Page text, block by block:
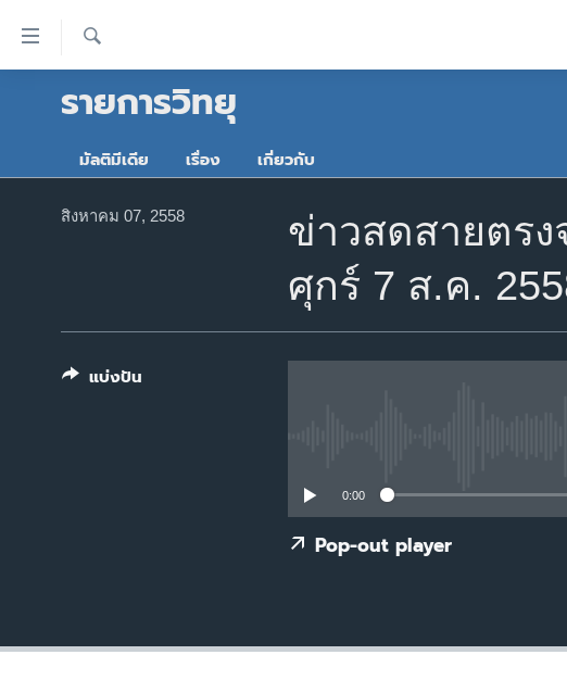
เนื้อหา
หน้าหลัก
เอเชีย
สหรัฐฯ
วิทยาศาสตร์
สังคมและสุขภาพ
รายการวิทยุ
มัลติมีเดีย เรื่อง เกี่ยวกับ
ข่าวสดสายตรง
ศุกร์ 7 ส.ค.
สิงหาคม 07, 2558
0:00
Pop-out player
แบ่งปัน